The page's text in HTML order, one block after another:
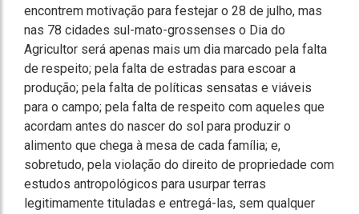
encontrem motivação para festejar o 28 de julho, mas
nas 78 cidades sul-mato-grossenses o Dia do
Agricultor será apenas mais um dia marcado pela falta
de respeito; pela falta de estradas para escoar a
produção; pela falta de políticas sensatas e viáveis
para o campo; pela falta de respeito com aqueles que
acordam antes do nascer do sol para produzir o
alimento que chega à mesa de cada família; e,
sobretudo, pela violação do direito de propriedade com
estudos antropológicos para usurpar terras
legitimamente tituladas e entregá-las, sem qualquer